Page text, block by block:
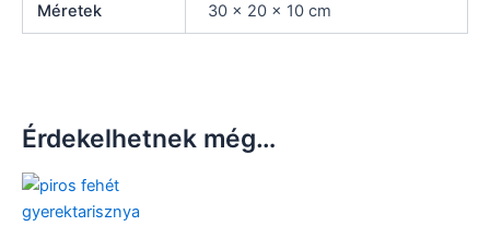
Méretek 30 × 20 × 10 cm
Érdekelhetnek még…